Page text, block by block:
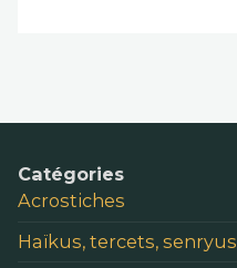
Catégories
Acrostiches
Haïkus, tercets, senryus